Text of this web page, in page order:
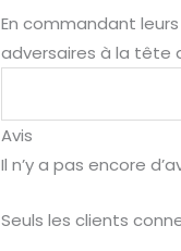
En commandant
adversaires à la tête
Avis
Il n’y a pas encore
Seuls les clients